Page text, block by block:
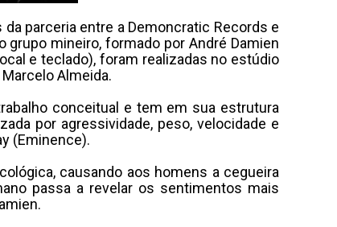
parceria entre a Demoncratic Records e
grupo mineiro, formado por André Damien
e teclado), foram realizadas no estúdio
Almeida.
conceitual e tem em sua estrutura
por agressividade, peso, velocidade e
(Eminence).
causando aos homens a cegueira
passa a revelar os sentimentos mais